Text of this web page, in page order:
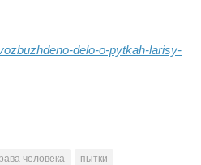
delo-o-pytkah-larisy-
человека пытки